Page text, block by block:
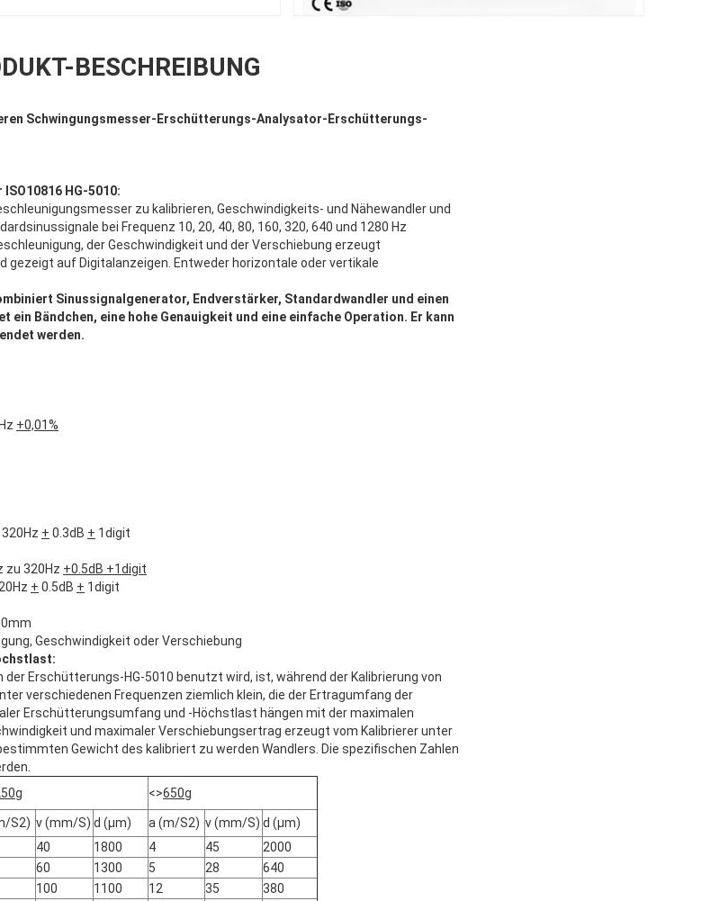
BESCHREIBUNG
Schwingungsmesser-Erschütterungs-Analysator-Erschütterungs-
HG-5010:
zu kalibrieren, Geschwindigkeits- und Nähewandler und
bei Frequenz 10, 20, 40, 80, 160, 320, 640 und 1280 Hz
der Geschwindigkeit und der Verschiebung erzeugt
gezeigt auf Digitalanzeigen. Entweder horizontale oder vertikale
Sinussignalgenerator, Endverstärker, Standardwandler und einen
ein Bändchen, eine hohe Genauigkeit und eine einfache Operation. Er kann
werden.
+0,01%
+ 0.3dB + 1digit
zu 320Hz +0.5dB +1digit
+ 0.5dB + 1digit
Geschwindigkeit oder Verschiebung
der Erschütterungs-HG-5010 benutzt wird, ist, während der Kalibrierung von
verschiedenen Frequenzen ziemlich klein, die der Ertragumfang der
Erschütterungsumfang und -Höchstlast hängen mit der maximalen
und maximaler Verschiebungsertrag erzeugt vom Kalibrierer unter
Gewicht des kalibriert zu werden Wandlers. Die spezifischen Zahlen
<>650g
S2) v (mm/S) d (μm) a (m/S2) v (mm/S) d (μm)
40 1800 4 45
2000
60 1300 5 28
640
100 1100 12 35
380